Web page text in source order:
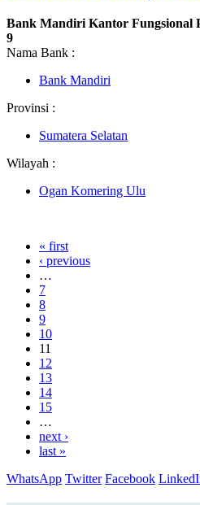
Bank Mandiri Kantor Fungsional
9
Nama Bank :
Bank Mandiri
Provinsi :
Sumatera Selatan
Wilayah :
Ogan Komering Ulu
« first
‹ previous
…
7
8
9
10
11
12
13
14
15
…
next ›
last »
WhatsApp Twitter Facebook